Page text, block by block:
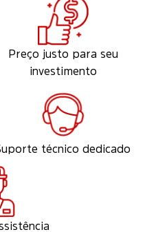
Preço justo para seu
investimento
técnico dedicado